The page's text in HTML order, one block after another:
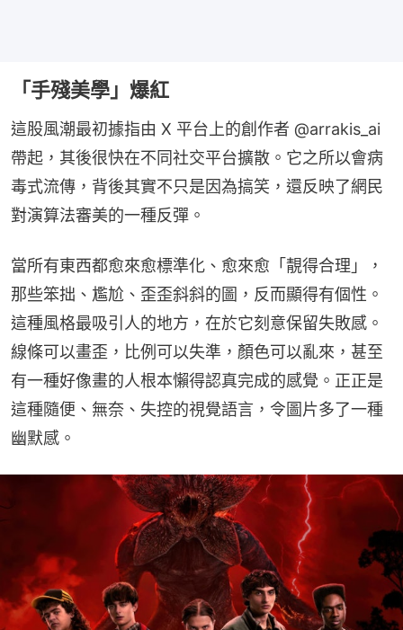
「手殘美學」爆紅
這股風潮最初據指由 X 平台上的創作者 @arrakis_ai
帶起，其後很快在不同社交平台擴散。它之所以會病
毒式流傳，背後其實不只是因為搞笑，還反映了網民
對演算法審美的一種反彈。
當所有東西都愈來愈標準化、愈來愈「靚得合理」，
那些笨拙、尷尬、歪歪斜斜的圖，反而顯得有個性。
這種風格最吸引人的地方，在於它刻意保留失敗感。
線條可以畫歪，比例可以失準，顏色可以亂來，甚至
有一種好像畫的人根本懶得認真完成的感覺。正正是
這種隨便、無奈、失控的視覺語言，令圖片多了一種
幽默感。